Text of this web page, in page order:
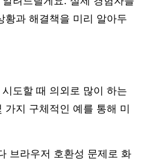
황과 해결책을 미리 알아두
도할 때 의외로 많이 하는
가지 구체적인 예를 통해 미
브라우저 호환성 문제로 화